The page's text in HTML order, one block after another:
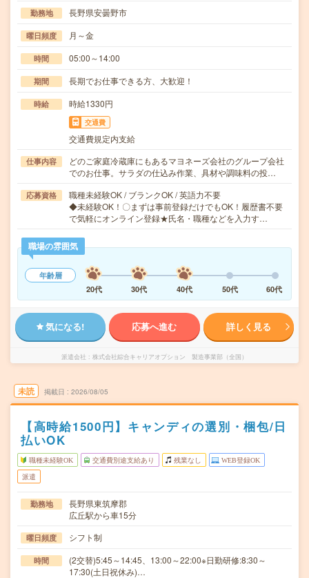
勤務地 長野県安曇野市
曜日頻度 月～金
時間 05:00～14:00
期間 長期でお仕事できる方、大歓迎！
時給 時給1330円
交通費
交通費規定内支給
仕事内容
どのご家庭冷蔵庫にもあるマヨネーズ会社のグループ会社
でのお仕事。サラダの仕込み作業、具材や調味料の投…
応募資格
職種未経験OK / ブランクOK / 英語力不要
◆未経験OK！〇まずは事前登録だけでもOK！履歴書不要
で気軽にオンライン登録★氏名・職種などを入力す…
職場の雰囲気
年齢層
20代
30代 40代 50代 60代
気になる! 応募へ進む 詳しく見る
派遣会社 株式会社綜合キャリアオプション 製造事業部（全国）
未読 掲載日 2026/08/05
【高時給1500円】キャンディの選別・梱包/日
払いOK
職種未経験OK 交通費別途支給あり 残業なし WEB登録OK
派遣
勤務地
長野県東筑摩郡
広丘駅から車15分
曜日頻度 シフト制
時間
(2交替)5:45～14:45、13:00～22:00※日勤研修:8:30～
17:30(土日祝休み)…